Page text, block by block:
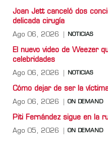
Joan Jett canceló dos
delicada cirugía
Ago 06, 2026 NOTICIAS
El nuevo video de Weezer
celebridades
Ago 06, 2026 NOTICIAS
Cómo dejar de ser la
Ago 06, 2026 ON DEMAND
Piti Fernández sigue en la
Ago 05, 2026 ON DEMAND